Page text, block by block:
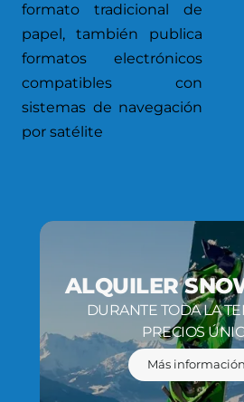
formato tradicional de
papel, también publica
formatos electrónicos
compatibles con
sistemas de navegación
por satélite
ALQUILER
DURANTE TODA LA
PRECIOS
Más